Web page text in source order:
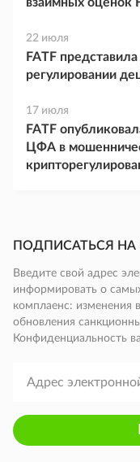
22 июля
FATF
регулировании
17 июля
FATF
ЦФА в
ПОДПИСАТЬСЯ НА
Введите свой адрес
информировать о
комплаенс: изменения
обновления
Конфиденциальность